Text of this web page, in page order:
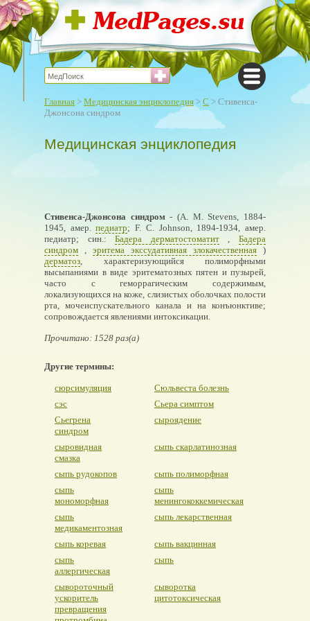
Главная > Медицинская энциклопедия > С > Стивенса-
Джонсона синдром
Медицинская энциклопедия
Стивенса-Джонсона синдром- (А. М. Stevens, 1884-
1945, амер.педиатр; F. С. Johnson, 1894-1934, амер.
педиатр; син.:Бадера дерматостоматит,Бадера
синдром , эритема экссудативная злокачественная )
дерматоз, характеризующийся полиморфными
высыпаниями в виде эритематозных пятен и пузырей,
часто с геморрагическим содержимым,
локализующихся на коже, слизистых оболочках полости
рта, мочеиспускательного канала и на конъюнктиве;
сопровождается явлениями интоксикации.
Прочитано: 1528 раз(а)
Другие термины:
сюрсимуляция
Сюльвеста болезнь
сэс
Сьера симптом
Сьегрена
синдром
сыроядение
сыровидная
смазка
сыпь скарлатинозная
сыпь рудокопов
сыпь полиморфная
сыпь
мономорфная
сыпь
менингококкемическая
сыпь
медикаментозная
сыпь лекарственная
сыпь коревая
сыпь вакцинная
сыпь
аллергическая
сыпь
сывороточный
ускоритель
превращения
сыворотка
цитотоксическая